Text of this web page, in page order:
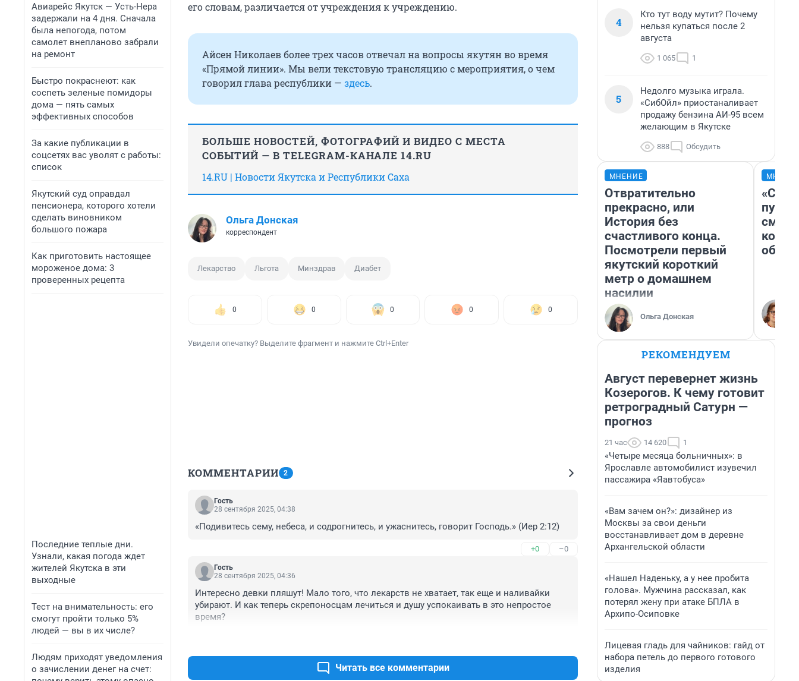
Авиарейс Якутск — Усть-Нера
задержали на 4 дня. Сначала
была непогода, потом
самолет внепланово забрали
на ремонт
Быстро покраснеют: как
соспеть зеленые помидоры
дома — пять самых
эффективных способов
За какие публикации в
соцсетях вас уволят с работы:
список
Якутский суд оправдал
пенсионера, которого хотели
сделать виновником
большого пожара
Как приготовить настоящее
мороженое дома: 3
проверенных рецепта
Последние теплые дни.
Узнали, какая погода ждет
жителей Якутска в эти
выходные
Тест на внимательность: его
смогут пройти только 5%
людей — вы в их числе?
Людям приходят уведомления
о зачислении денег на счет:
его словам, различается от учреждения к учреждению.
Айсен Николаев более трех часов отвечал на вопросы якутян во время
«Прямой линии». Мы вели текстовую трансляцию с мероприятия, о чем
говорил глава республики — здесь.
БОЛЬШЕ НОВОСТЕЙ, ФОТОГРАФИЙ И ВИДЕО С МЕСТА
СОБЫТИЙ — В TELEGRAM-КАНАЛЕ 14.RU
14.RU | Новости Якутска и Республики Саха
Ольга Донская
корреспондент
Лекарство Льгота Минздрав Диабет
0 0 0 0 0
Увидели опечатку? Выделите фрагмент и нажмите Ctrl+Enter
КОММЕНТАРИИ 2
Гость
28 сентября 2025, 04:38
«Подивитесь сему, небеса, и содрогнитесь, и ужаснитесь, говорит Господь.» (Иер 2:12)
+0 –0
Гость
28 сентября 2025, 04:36
Интересно девки пляшут! Мало того, что лекарств не хватает, так еще и наливайки
убирают. И как теперь скрепоносцам лечиться и душу успокаивать в это непростое
время?
Читать все комментарии
4
Кто тут воду мутит? Почему
нельзя купаться после 2
августа
1 065 1
5
Недолго музыка играла.
«СибОйл» приостаналивает
продажу бензина АИ-95 всем
желающим в Якутске
888 Обсудить
МНЕНИЕ
Отвратительно
прекрасно, или
История без
счастливого конца.
Посмотрели первый
якутский короткий
метр о домашнем
насилии
Ольга Донская
РЕКОМЕНДУЕМ
Август перевернет жизнь
Козерогов. К чему готовит
ретроградный Сатурн —
прогноз
21 час 14 620 1
«Четыре месяца больничных»: в
Ярославле автомобилист изувечил
пассажира «Яавтобуса»
«Вам зачем он?»: дизайнер из
Москвы за свои деньги
восстанавливает дом в деревне
Архангельской области
«Нашел Наденьку, а у нее пробита
голова». Мужчина рассказал, как
потерял жену при атаке БПЛА в
Архипо-Осиповке
Лицевая гладь для чайников: гайд от
набора петель до первого готового
изделия